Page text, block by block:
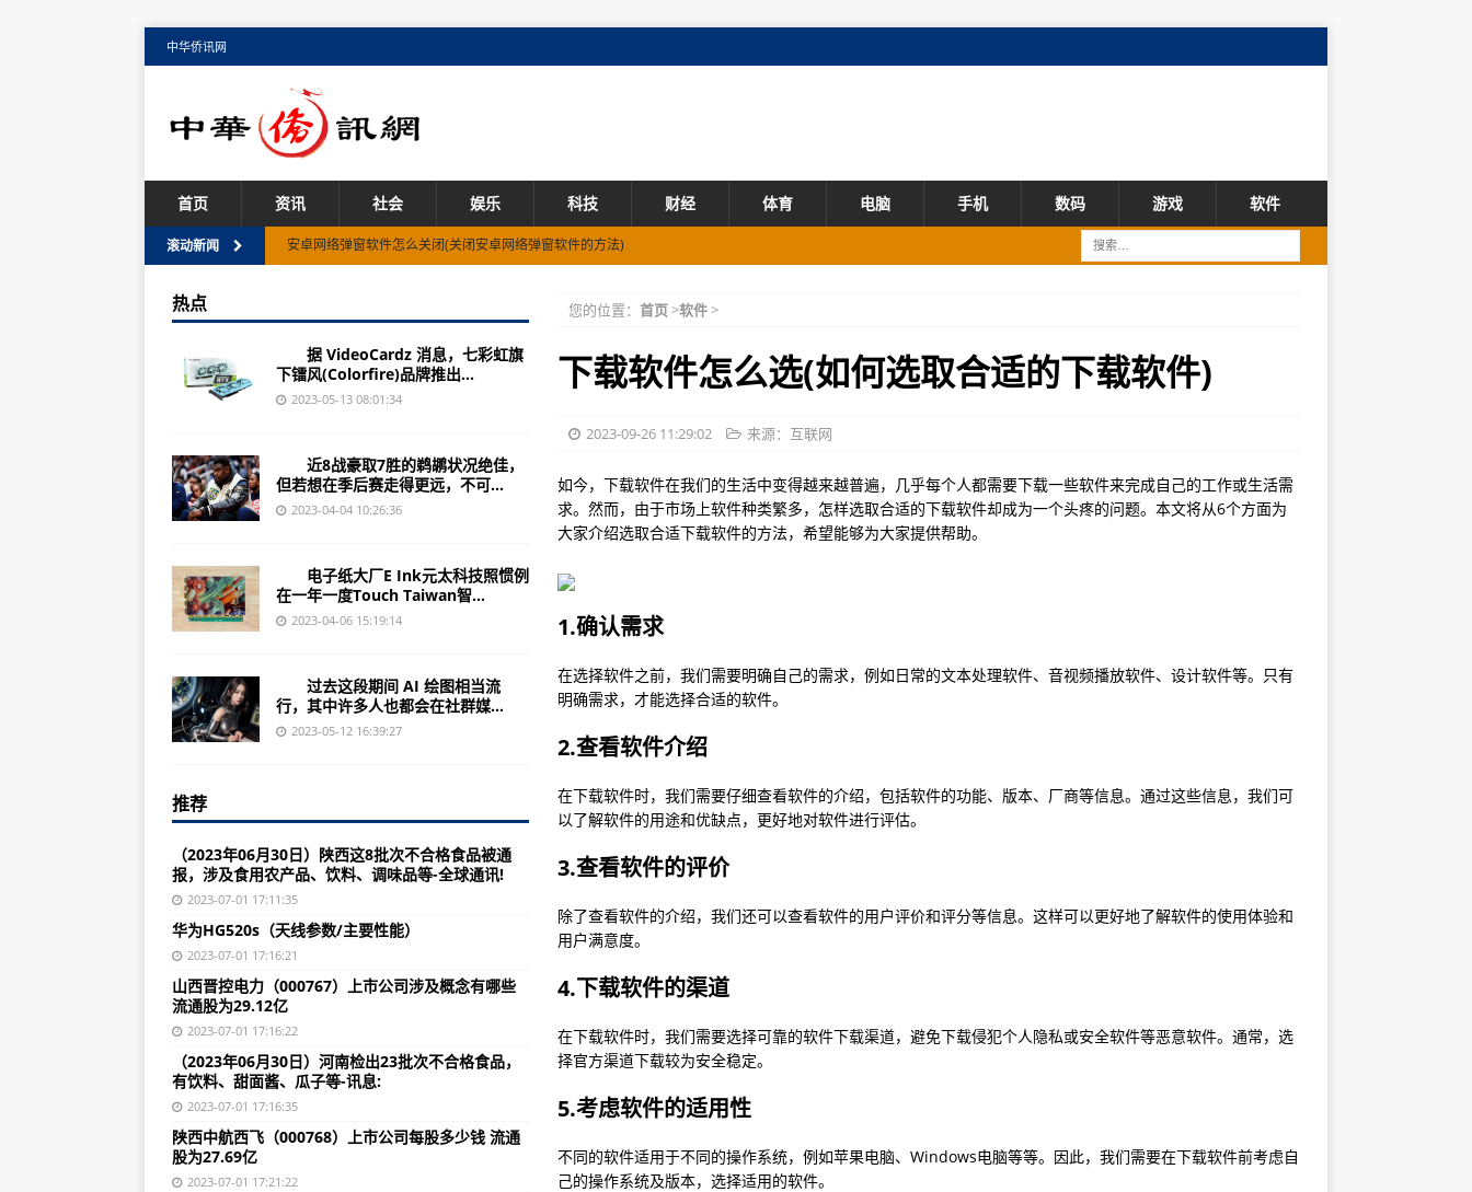
中华侨讯网
首页 资讯 社会 娱乐 科技 财经 体育 电脑 手机 数码 游戏 软件
滚动新闻
安卓网络弹窗软件怎么关闭(关闭安卓网络弹窗软件的方法)
佳顺进销存软件怎么删除(如何删除佳顺进销存软件)
苹果12手机怎么传输软件(苹果12手机传输软件的方法)
软件商店解不了密码怎么办(密码无法解密的解决方案)
小爱同学怎么创造一个软件(如何让小爱同学创造一个软件)
越狱软件怎么降级(如何成功降级越狱软件)
怎么制造对话软件(制造对话软件的方法)
航天开票软件怎么下载(航天开票软件下载教程)
vba软件怎么汉化(vba软件汉化的方法)
软件怎么去掉加固(如何解除软件加固的限制)
怎么卸载谷歌软件(如何移除谷歌软件)
破解软件怎么激活(破解软件激活步骤)
五楼直播软件怎么样看(五楼直播软件看直播的方式)
游戏软件运行的日志怎么看(如何查看游戏软件运行日志)
720云软件怎么用(掌握720云软件使用技巧)
苹果qq怎么使用分享软件(苹果qq分享软件的使用方法)
自己怎么打开软件(打开软件的方法)
航旅纵横软件怎么退票(航旅纵横软件退票流程)
长城协会软件怎么下载(长城协会软件下载方式简介)
金蝶软件怎么没有中文(金蝶软件缺少中文版本)
cdr软件怎么结合图片(cdr软件中如何结合图片)
您的位置： 首页>软件>
下载软件怎么选(如何选取合适的下载软件)
2023-09-26 11:29:02 来源：互联网
如今，下载软件在我们的生活中变得越来越普遍，几乎每个人都需要下载一些软件来完成自己的工作或生活需
求。然而，由于市场上软件种类繁多，怎样选取合适的下载软件却成为一个头疼的问题。本文将从6个方面为
大家介绍选取合适下载软件的方法，希望能够为大家提供帮助。
1.确认需求
在选择软件之前，我们需要明确自己的需求，例如日常的文本处理软件、音视频播放软件、设计软件等。只有
明确需求，才能选择合适的软件。
2.查看软件介绍
在下载软件时，我们需要仔细查看软件的介绍，包括软件的功能、版本、厂商等信息。通过这些信息，我们可
以了解软件的用途和优缺点，更好地对软件进行评估。
3.查看软件的评价
除了查看软件的介绍，我们还可以查看软件的用户评价和评分等信息。这样可以更好地了解软件的使用体验和
用户满意度。
4.下载软件的渠道
在下载软件时，我们需要选择可靠的软件下载渠道，避免下载侵犯个人隐私或安全软件等恶意软件。通常，选
择官方渠道下载较为安全稳定。
5.考虑软件的适用性
不同的软件适用于不同的操作系统，例如苹果电脑、Windows电脑等等。因此，我们需要在下载软件前考虑自
己的操作系统及版本，选择适用的软件。
热点
据 VideoCardz 消息，七彩虹旗
下镭风(Colorfire)品牌推出...
2023-05-13 08:01:34
近8战豪取7胜的鹈鹕状况绝佳，
但若想在季后赛走得更远，不可...
2023-04-04 10:26:36
电子纸大厂E Ink元太科技照惯例
在一年一度Touch Taiwan智...
2023-04-06 15:19:14
过去这段期间 AI 绘图相当流
行，其中许多人也都会在社群媒...
2023-05-12 16:39:27
推荐
（2023年06月30日）陕西这8批次不合格食品被通
报，涉及食用农产品、饮料、调味品等-全球通讯!
2023-07-01 17:11:35
华为HG520s（天线参数/主要性能）
2023-07-01 17:16:21
山西晋控电力（000767）上市公司涉及概念有哪些
流通股为29.12亿
2023-07-01 17:16:22
（2023年06月30日）河南检出23批次不合格食品，
有饮料、甜面酱、瓜子等-讯息:
2023-07-01 17:16:35
陕西中航西飞（000768）上市公司每股多少钱 流通
股为27.69亿
2023-07-01 17:21:22